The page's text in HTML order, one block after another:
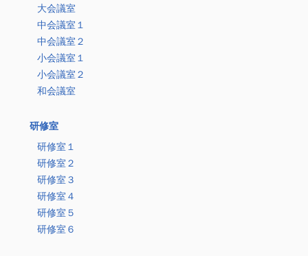
大会議室
中会議室１
中会議室２
小会議室１
小会議室２
和会議室
研修室
研修室１
研修室２
研修室３
研修室４
研修室５
研修室６